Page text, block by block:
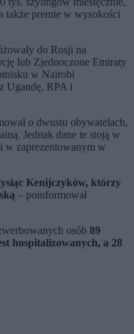
także premie w wysokości
do Rosji na
lub Zjednoczone Emiraty
w Nairobi
Ugandę, RPA i
o dwustu obywatelach,
Jednak dane te stoją w
w zaprezentowanym w
Kenijczyków, którzy
– poinformował
osób 89
hospitalizowanych, a 28